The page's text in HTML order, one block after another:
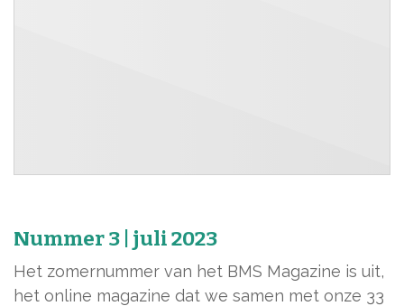
Nummer 3 | juli 2023
Het zomernummer van het BMS Magazine is uit,
het online magazine dat we samen met onze 33